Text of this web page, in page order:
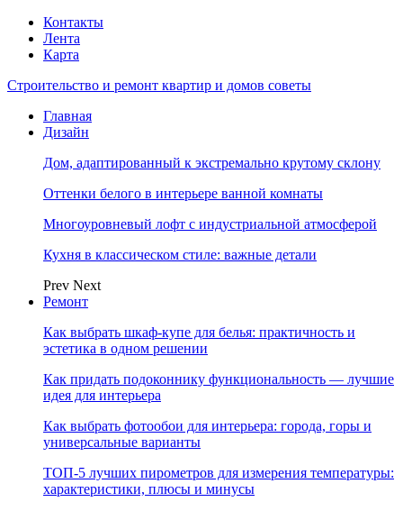
Контакты
Лента
Карта
Строительство и ремонт квартир и домов советы
Главная
Дизайн
Дом, адаптированный к экстремально крутому склону
Оттенки белого в интерьере ванной комнаты
Многоуровневый лофт с индустриальной атмосферой
Кухня в классическом стиле: важные детали
Prev Next
Ремонт
Как выбрать шкаф-купе для белья: практичность и
эстетика в одном решении
Как придать подоконнику функциональность — лучшие
идея для интерьера
Как выбрать фотообои для интерьера: города, горы и
универсальные варианты
ТОП-5 лучших пирометров для измерения температуры:
характеристики, плюсы и минусы